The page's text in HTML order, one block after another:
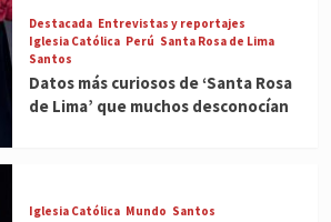
Destacada Entrevistas y reportajes
Iglesia Católica Perú Santa Rosa de Lima
Santos
Datos más curiosos de ‘Santa Rosa
de Lima’ que muchos desconocían
Iglesia Católica Mundo Santos